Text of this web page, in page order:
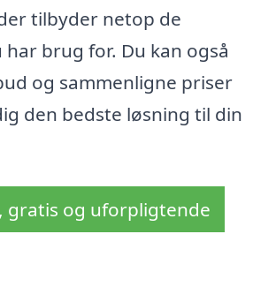
tilbyder netop de
brug for. Du kan også
og sammenligne priser
den bedste løsning til din
gratis og uforpligtende